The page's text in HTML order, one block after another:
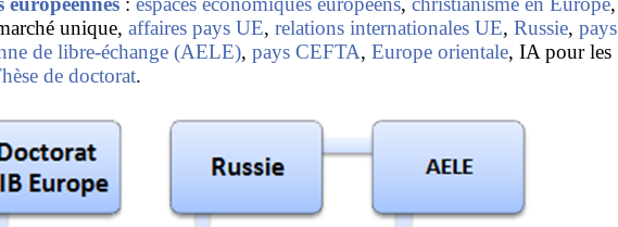
unique, affaires pays UE, relations internationales UE, Russie, pays
de libre-échange (AELE), pays CEFTA, Europe orientale, IA pour les
de doctorat.